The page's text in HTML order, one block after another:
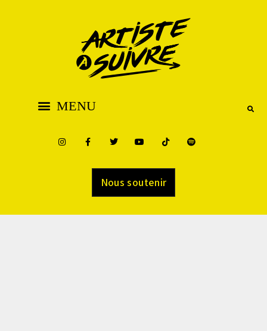
Nous soutenir